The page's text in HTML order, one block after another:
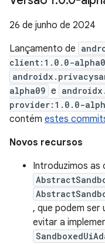
26 de junho de 2024
Lançamento de
client:1.0.0-
alpha09 e
provider:1.0.0-
contém estes
Novos recursos
Introduzimos as
, que podem ser
evitar a